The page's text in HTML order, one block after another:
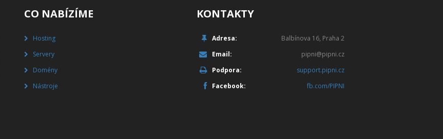
CO NABÍZÍME
Hosting
Servery
Domény
Nástroje
KONTAKTY
Adresa:
Balbínova 16, Praha 2
Email:
pipni@pipni.cz
Podpora:
support.pipni.cz
Facebook:
fb.com/PIPNI